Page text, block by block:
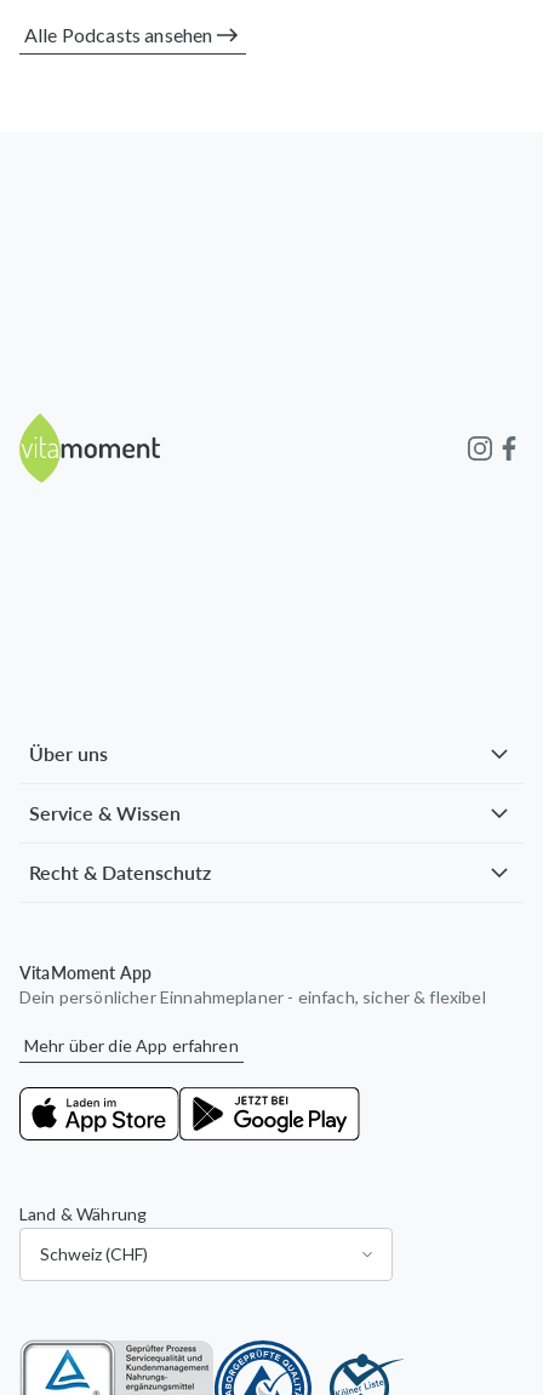
Alle Podcasts ansehen
Über uns
Service & Wissen
Recht & Datenschutz
VitaMoment App
Dein persönlicher Einnahmeplaner - einfach, sicher & flexibel
Mehr über die App erfahren
Land & Währung